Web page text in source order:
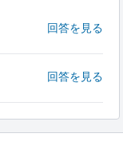
回答を見る
回答を見る